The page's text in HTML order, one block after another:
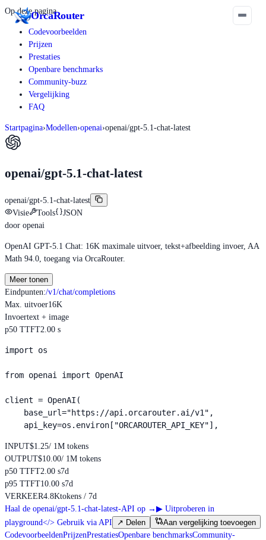
OrcaRouter
Op deze pagina
Codevoorbeelden
Prijzen
Prestaties
Openbare benchmarks
Community-buzz
Vergelijking
FAQ
Startpagina›Modellen›openai›openai/gpt-5.1-chat-latest
openai/gpt-5.1-chat-latest
openai/gpt-5.1-chat-latest
Visie
Tools
JSON
door openai
OpenAI GPT-5.1 Chat: 16K maximale uitvoer, tekst+afbeelding invoer, AA
Math 94.0, toegang via OrcaRouter.
Meer tonen
Eindpunten:/v1/chat/completions
Max. uitvoer16K
Invoertext + image
p50 TTFT2.00 s
import os
from openai import OpenAI
client = OpenAI(
    base_url="https://api.orcarouter.ai/v1",
    api_key=os.environ["ORCAROUTER_API_KEY"],
INPUT$1.25/ 1M tokens
OUTPUT$10.00/ 1M tokens
p50 TTFT2.00 s7d
p95 TTFT10.00 s7d
VERKEER4.8Ktokens / 7d
Haal de openai/gpt-5.1-chat-latest-API op → ▶ Uitproberen in
playground</> Gebruik via API ↗ Delen
Aan vergelijking toevoegen
CodevoorbeeldenPrijzenPrestatiesOpenbare benchmarksCommunity-